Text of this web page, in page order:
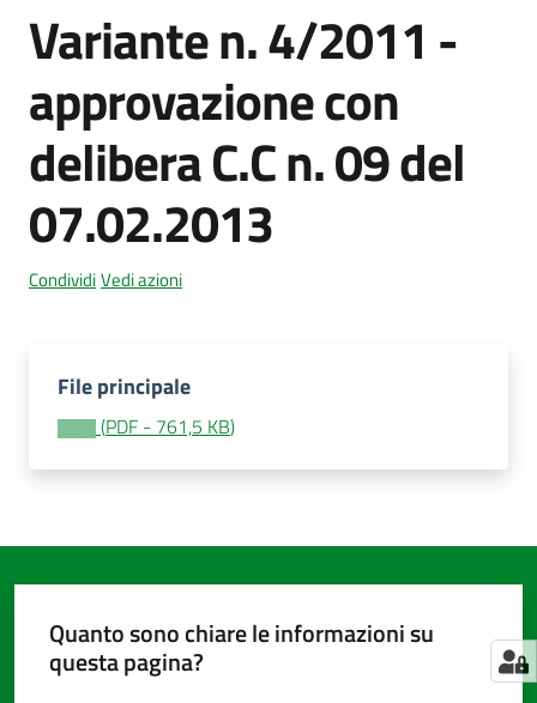
Vivere
l'Unione
Amministrazione
trasparente
Menu selezionato
Seguici
Variante n. 4/2011 -
approvazione con
delibera C.C n. 09 del
07.02.2013
CondividiVedi azioni
File principale
(PDF - 761,5 KB)
Quanto sono chiare le informazioni su
questa pagina?